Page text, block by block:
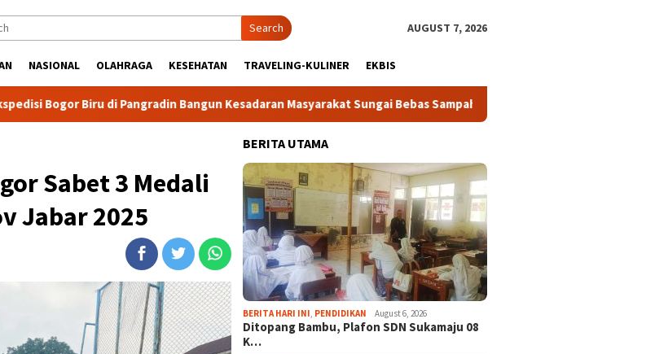
Search AUGUST 7, 2026
NASIONAL OLAHRAGA KESEHATAN TRAVELING-KULINER EKBIS
di Pangradin Bangun Kesadaran Masyarakat Sungai Bebas Sampah Jelang Mukab IX KADIN Kabupaten
Sabet 3 Medali
Jabar 2025
BERITA UTAMA
BERITA HARI INI PENDIDIKAN August 6, 2026
Ditopang Bambu, Plafon SDN Sukamaju 08
K…